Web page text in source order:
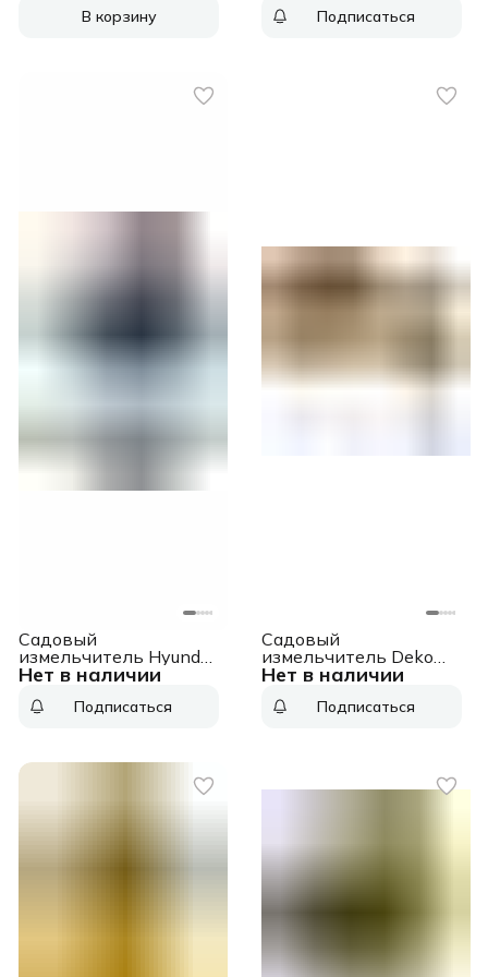
В корзину
2800 Вт сПодписаться
Нет в наличии
Садовый
измельчитель Hyundai
HYCH 2800 2800Вт
Подписаться
Нет в наличии
Садовый
измельчитель Deko
DKSH3400 3400Вт
Подписаться